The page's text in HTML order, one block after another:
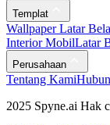
Templat
Wallpaper Latar
Interior MobilLatar
Perusahaan
Tentang Kami
2025 Spyne.ai Hak